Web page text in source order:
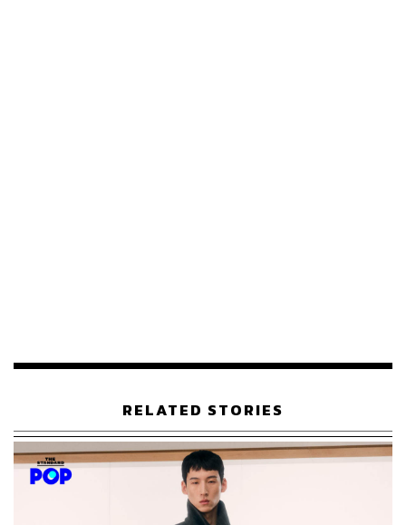
ABOUT THE AUTHOR
พิมพ์ คำภีร์
นักเขียนกองบรรณาธิการคัลเจอร์ สำนักข่าว
THE STANDARD
RELATED STORIES